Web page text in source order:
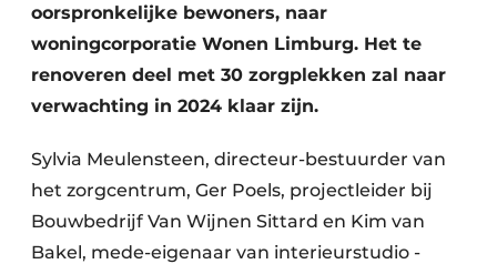
oorspronkelijke bewoners, naar
woningcorporatie Wonen Limburg. Het te
renoveren deel met 30 zorgplekken zal naar
verwachting in 2024 klaar zijn.
Sylvia Meulensteen, directeur-bestuurder van
het zorgcentrum, Ger Poels, projectleider bij
Bouwbedrijf Van Wijnen Sittard en Kim van
Bakel, mede-eigenaar van interieurstudio ­